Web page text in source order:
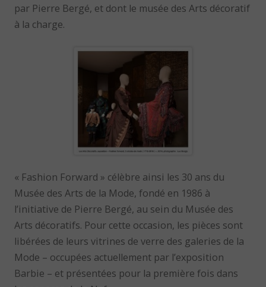
par Pierre Bergé, et dont le musée des Arts décoratif
à la charge.
« Fashion Forward » célèbre ainsi les 30 ans du
Musée des Arts de la Mode, fondé en 1986 à
l’initiative de Pierre Bergé, au sein du Musée des
Arts décoratifs. Pour cette occasion, les pièces sont
libérées de leurs vitrines de verre des galeries de la
Mode – occupées actuellement par l’exposition
Barbie – et présentées pour la première fois dans